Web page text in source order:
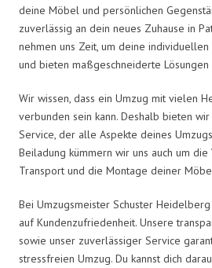
deine Möbel und persönlichen
zuverlässig an dein neues Zuhause in
nehmen uns Zeit, um deine
und bieten maßgeschneiderte
Wir wissen, dass ein Umzug mit vielen
verbunden sein kann. Deshalb bieten
Service, der alle Aspekte deines
Beiladung kümmern wir uns auch um die
Transport und die Montage deiner
Bei Umzugsmeister Schuster
auf Kundenzufriedenheit. Unsere
sowie unser zuverlässiger Service
stressfreien Umzug. Du kannst dich